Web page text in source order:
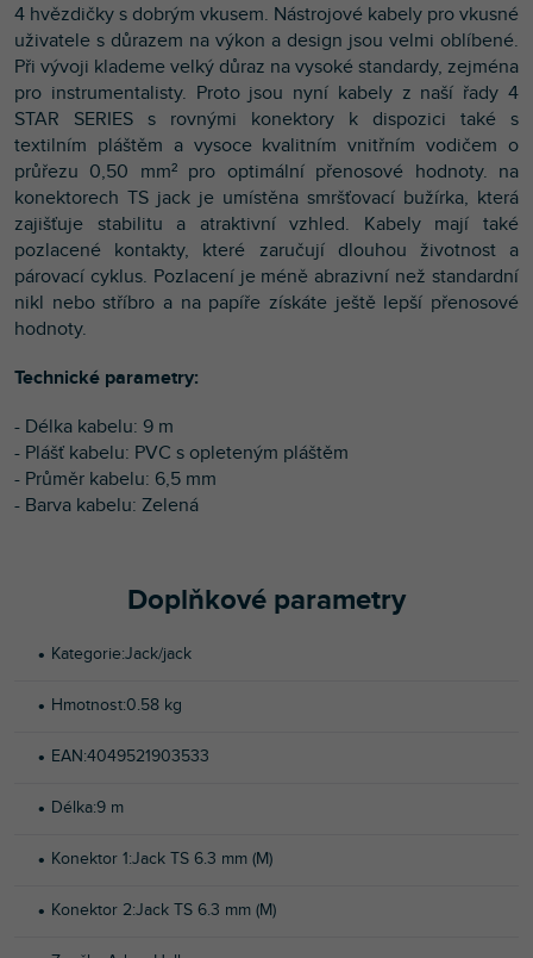
4 hvězdičky s dobrým vkusem. Nástrojové kabely pro vkusné
uživatele s důrazem na výkon a design jsou velmi oblíbené.
Při vývoji klademe velký důraz na vysoké standardy, zejména
pro instrumentalisty. Proto jsou nyní kabely z naší řady 4
STAR SERIES s rovnými konektory k dispozici také s
textilním pláštěm a vysoce kvalitním vnitřním vodičem o
průřezu 0,50 mm² pro optimální přenosové hodnoty. na
konektorech TS jack je umístěna smršťovací bužírka, která
zajišťuje stabilitu a atraktivní vzhled. Kabely mají také
pozlacené kontakty, které zaručují dlouhou životnost a
párovací cyklus. Pozlacení je méně abrazivní než standardní
nikl nebo stříbro a na papíře získáte ještě lepší přenosové
hodnoty.
Technické parametry:
- Délka kabelu: 9 m
- Plášť kabelu: PVC s opleteným pláštěm
- Průměr kabelu: 6,5 mm
- Barva kabelu: Zelená
Doplňkové parametry
Kategorie:Jack/jack
Hmotnost:0.58 kg
EAN:4049521903533
Délka:9 m
Konektor 1:Jack TS 6.3 mm (M)
Konektor 2:Jack TS 6.3 mm (M)